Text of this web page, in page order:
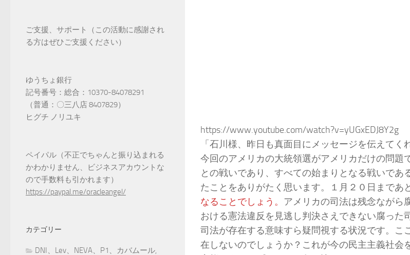
https://www.youtube.com/watch?v=yUGxEDJ8Y2g
「石川様、昨日も真面目にメッセージを伝えてく
今回のアメリカの大統領選がアメリカだけの問題
との戦いであり、すべての始まりとなる戦いであ
たことをありがたく思います。１月２０日まであ
なることでしょう。 アメリカの司法は残念ながら
おける憲法違反を見逃し判決さえできない腐った
司法が存在する意味すら疑問視する状況です。こ
在しないのでしょうか？これが今の民主主義社会
ご支援、サポート（この活動に感謝され
る方はぜひご支援ください）
ゆうちょ銀行
記号番号：総合：10370-84078291
（普通：〇三八店 8407829）
ヒグチ ノリユキ
ペイパル（不正でちゃんと振り込まれる
かわかりません、ビジネスアカウントな
ので手数料も引かれます）
https://paypal.me/oracleangel/
カテゴリー
DNI、Lev、NEVA、P1、カバムール,